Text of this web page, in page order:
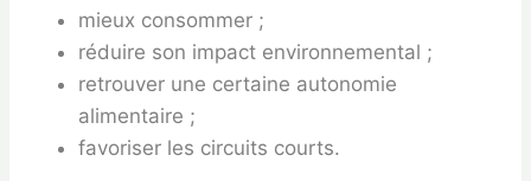
mieux consommer ;
réduire son impact environnemental ;
retrouver une certaine autonomie
alimentaire ;
favoriser les circuits courts.